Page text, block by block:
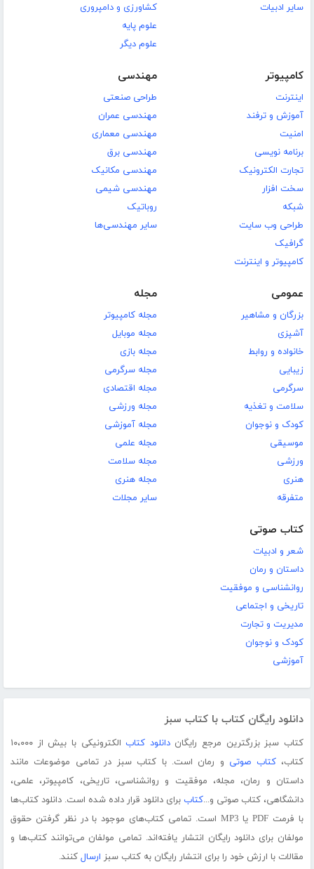
سایر ادبیات
کشاورزی و دامپروری
علوم پایه
علوم دیگر
کامپیوتر
اینترنت
آموزش و ترفند
امنیت
برنامه نویسی
تجارت الکترونیک
سخت افزار
شبکه
طراحی وب سایت
گرافیک
کامپیوتر و اینترنت
مهندسی
طراحی صنعتی
مهندسی عمران
مهندسی معماری
مهندسی برق
مهندسی مکانیک
مهندسی شیمی
روباتیک
سایر مهندسی‌ها
عمومی
بزرگان و مشاهیر
آشپزی
خانواده و روابط
زیبایی
سرگرمی
سلامت و تغذیه
کودک و نوجوان
موسیقی
ورزشی
هنری
متفرقه
مجله
مجله کامپیوتر
مجله موبایل
مجله بازی
مجله سرگرمی
مجله اقتصادی
مجله ورزشی
مجله آموزشی
مجله علمی
مجله سلامت
مجله هنری
سایر مجلات
کتاب صوتی
شعر و ادبیات
داستان و رمان
روانشناسی و موفقیت
تاریخی و اجتماعی
مدیریت و تجارت
کودک و نوجوان
آموزشی
دانلود رایگان کتاب با کتاب سبز
کتاب سبز بزرگترین مرجع رایگاندانلود کتاب
الکترونیکی با بیش از ۱۰،۰۰۰
کتاب،کتاب صوتی و رمان است. با کتاب سبز در تمامی موضوعات مانند
داستان و رمان، مجله، موفقیت و روانشناسی، تاریخی، کامپیوتر، علمی،
دانشگاهی، کتاب صوتی و...کتاب برای دانلود قرار داده شده است. دانلود کتاب‌ها
با فرمت PDF یا MP3 است. تمامی کتاب‌های موجود با در نظر گرفتن حقوق
مولفان برای دانلود رایگان انتشار یافته‌اند. تمامی مولفان می‌توانند کتاب‌ها و
مقالات با ارزش خود را برای انتشار رایگان به کتاب سبز ارسال کنند.